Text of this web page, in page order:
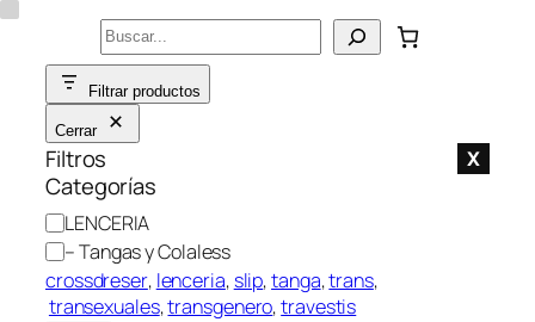
Saltar
contenido
Buscar
Filtrar productos
Cerrar
Filtros X
Categorías
C
a
t
e
LENCERIA
– Tangas y Colaless
crossdreser, lenceria, slip, tanga, trans,
transexuales, transgenero, travestis